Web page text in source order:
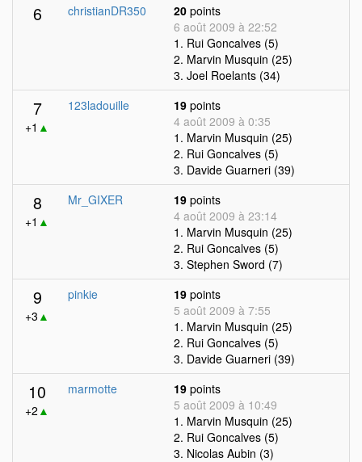
6 christianDR350 20 points
6 août 2009 à 22:52
1. Rui Goncalves (5)
2. Marvin Musquin (25)
3. Joel Roelants (34)
7
+1 ▲
123ladouille 19 points
4 août 2009 à 0:35
1. Marvin Musquin (25)
2. Rui Goncalves (5)
3. Davide Guarneri (39)
8
+1 ▲
Mr_GIXER 19 points
4 août 2009 à 23:14
1. Marvin Musquin (25)
2. Rui Goncalves (5)
3. Stephen Sword (7)
9
+3 ▲
pinkie 19 points
5 août 2009 à 7:55
1. Marvin Musquin (25)
2. Rui Goncalves (5)
3. Davide Guarneri (39)
10
+2 ▲
marmotte 19 points
5 août 2009 à 10:49
1. Marvin Musquin (25)
2. Rui Goncalves (5)
3. Nicolas Aubin (3)